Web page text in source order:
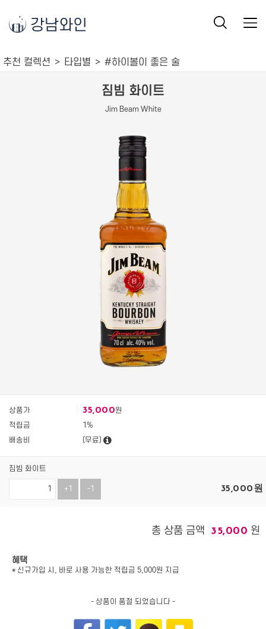
강남와인
추천 컬렉션 타입별 #하이볼이 좋은 술
짐빔 화이트
Jim Beam White
상품가 35,000원
적립금
1%
배송비
(무료)
짐빔 화이트
+1 -1 35,000원
총 상품 금액 35,000 원
혜택
* 신규가입 시, 바로 사용 가능한 적립금 5,000원 지급
- 상품이 품절 되었습니다 -